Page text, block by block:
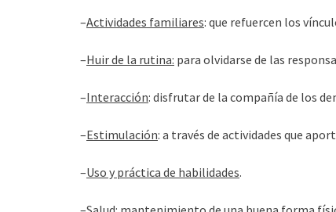
–Actividades familiares: que refuercen los
–Huir de la rutina: para olvidarse de las
–Interacción: disfrutar de la compañía de los
–Estimulación: a través de actividades que
–Uso y práctica de habilidades.